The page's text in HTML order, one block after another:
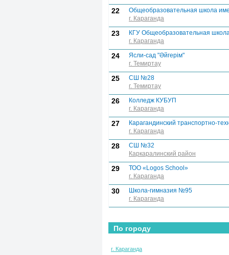
22
Общеобразовательная школа
г. Караганда
23
КГУ Общеобразовательная
г. Караганда
24
Ясли-сад "Әйгерім"
г. Темиртау
25
СШ №28
г. Темиртау
26
Колледж КУБУП
г. Караганда
27
Карагандинский транспортно-
г. Караганда
28
СШ №32
Каркаралинский район
29
ТОО «Logos School»
г. Караганда
30
Школа-гимназия №95
г. Караганда
По городу
г. Караганда